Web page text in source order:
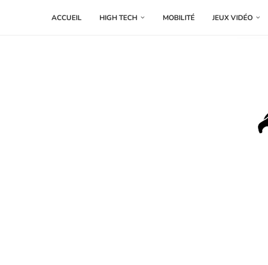
ACCUEIL HIGH TECH MOBILITÉ JEUX VIDÉO